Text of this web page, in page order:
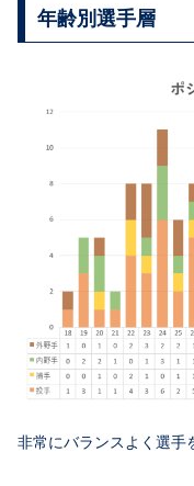
年齢別選手層
非常にバランスよく選手